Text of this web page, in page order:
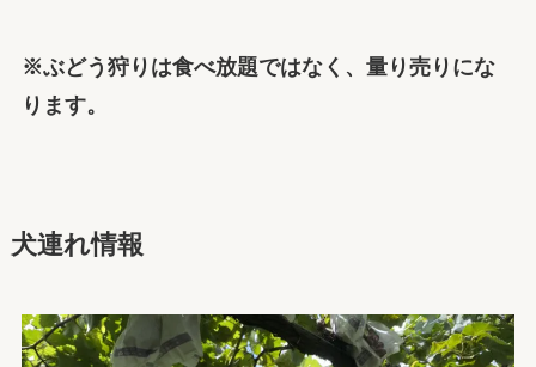
※ぶどう狩りは食べ放題ではなく、量り売りにな
ります。
犬連れ情報